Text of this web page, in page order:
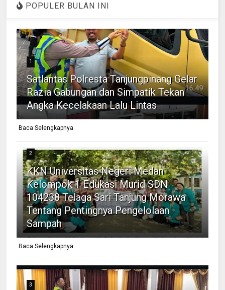
POPULER BULAN INI
1
Satlantas Polresta Tanjungpinang Gelar
Razia Gabungan dan Simpatik Tekan
Angka Kecelakaan Lalu Lintas
Baca Selengkapnya
2
KKN Universitas Negeri Medan
Kelompok 1 Edukasi Murid SDN
104238 Telaga Sari Tanjung Morawa
Tentang Pentingnya Pengelolaan
Sampah
Baca Selengkapnya
3